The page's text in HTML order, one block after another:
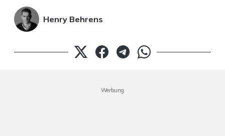
Henry Behrens
Werbung